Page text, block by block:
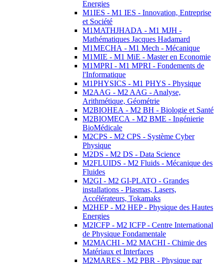
Energies
M1IES - M1 IES - Innovation, Entreprise
et Société
M1MATHJHADA - M1 MJH -
Mathématiques Jacques Hadamard
M1MECHA - M1 Mech - Mécanique
M1MIE - M1 MiE - Master en Economie
M1MPRI - M1 MPRI - Fondements de
l'Informatique
M1PHYSICS - M1 PHYS - Physique
M2AAG - M2 AAG - Analyse,
Arithmétique, Géométrie
M2BIOHEA - M2 BH - Biologie et Santé
M2BIOMECA - M2 BME - Ingénierie
BioMédicale
M2CPS - M2 CPS - Système Cyber
Physique
M2DS - M2 DS - Data Science
M2FLUIDS - M2 Fluids - Mécanique des
Fluides
M2GI - M2 GI-PLATO - Grandes
installations - Plasmas, Lasers,
Accélérateurs, Tokamaks
M2HEP - M2 HEP - Physique des Hautes
Energies
M2ICFP - M2 ICFP - Centre International
de Physique Fondamentale
M2MACHI - M2 MACHI - Chimie des
Matériaux et Interfaces
M2MARES - M2 PBR - Physique par